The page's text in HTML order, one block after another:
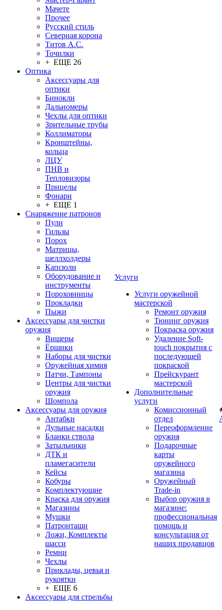
Мачете
Прочее
Русский стиль
Северная корона
Титов А.С.
Точилки
+ ЕЩЕ 26
Оптика
Аксессуары для
оптики
Бинокли
Дальномеры
Чехлы для оптики
Зрительные трубы
Коллиматоры
Кронштейны,
кольца
ЛЦУ
ПНВ и
Тепловизоры
Прицелы
Фонари
+ ЕЩЕ 1
Снаряжение патронов
Пули
Гильзы
Порох
Матрицы,
шеллхолдеры
Капсюли
Оборудование и
инструменты
Пороховницы
Прокладки
Пыжи
Аксессуары для чистки
оружия
Вишеры
Ёршики
Наборы для чистки
Оружейная химия
Патчи, Тампоны
Центры для чистки
оружия
Шомпола
Аксессуары для оружия
Антабки
Дульные насадки
Бланки ствола
Затыльники
ДТК и
пламегасители
Кейсы
Кобуры
Комплектующие
Краска для оружия
Магазины
Мушки
Патронташи
Ложи, Комплекты
шасси
Ремни
Чехлы
Приклады, цевья и
рукоятки
+ ЕЩЕ 6
Аксессуары для стрельбы
Услуги
Услуги оружейной
мастерской
Ремонт оружия
Тюнинг оружия
Покраска оружия
Удаление Soft-
touch покрытия с
последующей
покраской
Прейскурант
мастерской
Дополнительные
услуги
Комиссионный
отдел
Переоформление
оружия
Подарочные
карты
оружейного
магазина
Оружейный
Trade-in
Выбор оружия в
магазине:
профессиональная
помощь и
консультация от
наших продавцов